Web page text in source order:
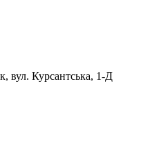
вул. Курсантська, 1-Д